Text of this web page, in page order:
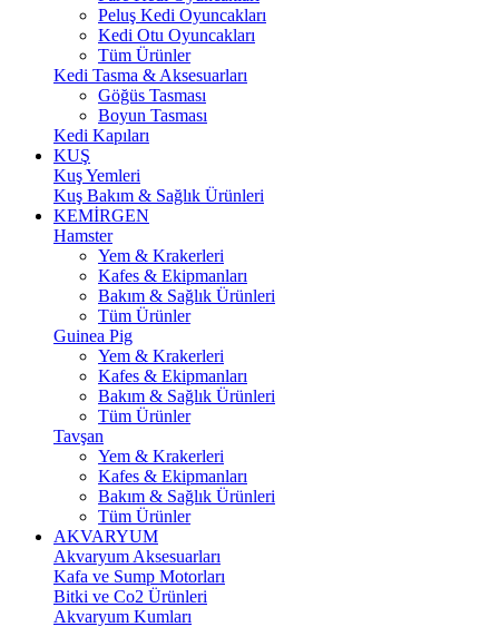
Peluş Kedi Oyuncakları
Kedi Otu Oyuncakları
Tüm Ürünler
Kedi Tasma & Aksesuarları
Göğüs Tasması
Boyun Tasması
Kedi Kapıları
KUŞ
Kuş Yemleri
Kuş Bakım & Sağlık Ürünleri
KEMİRGEN
Hamster
Yem & Krakerleri
Kafes & Ekipmanları
Bakım & Sağlık Ürünleri
Tüm Ürünler
Guinea Pig
Yem & Krakerleri
Kafes & Ekipmanları
Bakım & Sağlık Ürünleri
Tüm Ürünler
Tavşan
Yem & Krakerleri
Kafes & Ekipmanları
Bakım & Sağlık Ürünleri
Tüm Ürünler
AKVARYUM
Akvaryum Aksesuarları
Kafa ve Sump Motorları
Bitki ve Co2 Ürünleri
Akvaryum Kumları